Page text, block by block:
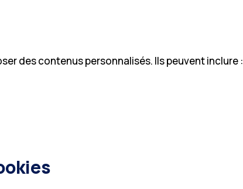
des contenus personnalisés. Ils peuvent inclure :